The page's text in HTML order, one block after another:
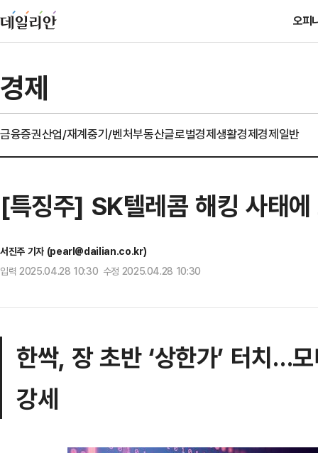
오피
경제
금융증권산업/재계중기/벤처부동산글로벌경제생활경제경제일반
[특징주] SK텔레콤 해킹 사태
서진주 기자 (pearl@dailian.co.kr)
입력 2025.04.28 10:30 수정 2025.04.28 10:30
한싹, 장 초반 ‘상한가’ 터치…
강세